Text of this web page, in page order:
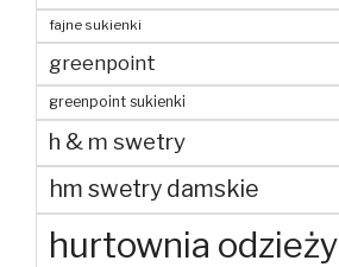
fajne sukienki
greenpoint
greenpoint sukienki
h & m swetry
hm swetry damskie
hurtownia odzieży